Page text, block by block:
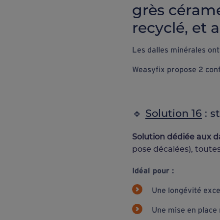
grès
recyclé, et
Les dalles minérales
Weasyfix propose 2
🔹 Solution 16 : s
Solution dédiée aux
pose décalées),
Idéal pour :
Une longévité
Une mise en